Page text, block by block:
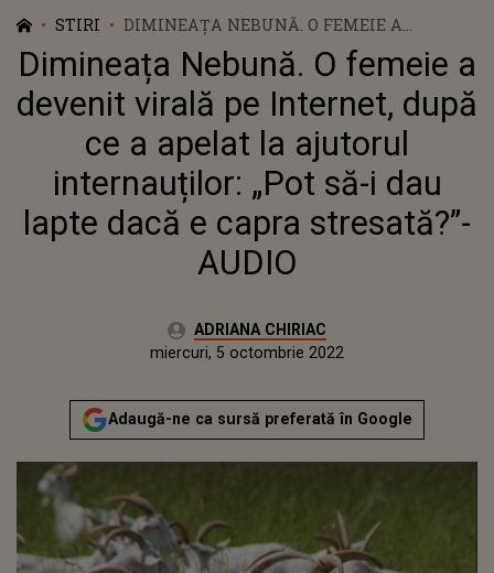
STIRI
DIMINEAȚA NEBUNĂ. O FEMEIE A
DEVENIT VIRALĂ PE INTERNET, DUPĂ CE A
APELAT LA AJUTORUL INTERNAUȚILOR:
„POT SĂ-I DAU LAPTE DACĂ E CAPRA
STRESATĂ?”- AUDIO
Dimineața Nebună. O femeie a
devenit virală pe Internet, după
ce a apelat la ajutorul
internauților: „Pot să-i dau
lapte dacă e capra stresată?”-
AUDIO
Autor:ADRIANA CHIRIAC
miercuri, 5 octombrie 2022
Actualizat:
miercuri, 5 octombrie 2022
Adaugă-ne ca sursă preferată în Google